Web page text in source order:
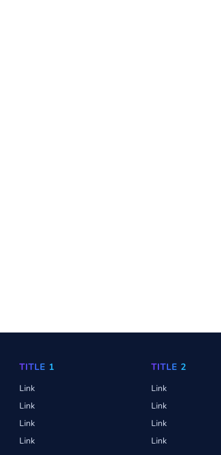
TITLE 1
Link
Link
Link
Link
TITLE 2
Link
Link
Link
Link